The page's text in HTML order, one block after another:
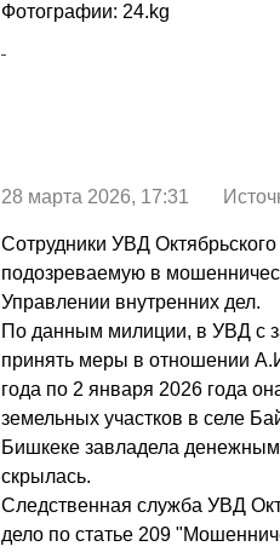
Фотографии: 24.kg
28 марта 2026, 17:31
Сотрудники УВД
подозреваемую в
Управлении внутренних дел.
По данным милиции, в УВД с
принять меры в отношении
года по 2 января 2026 года
земельных участков в селе
Бишкеке завладела
скрылась.
Следственная служба УВД
дело по статье 209